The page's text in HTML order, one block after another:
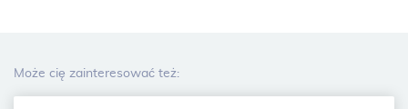
Może cię zainteresować też: